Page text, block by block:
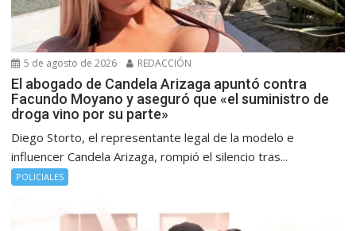
5 de agosto de 2026 REDACCIÓN
El abogado de Candela Arizaga apuntó contra
Facundo Moyano y aseguró que «el suministro de
droga vino por su parte»
Diego Storto, el representante legal de la modelo e
influencer Candela Arizaga, rompió el silencio tras...
POLICIALES